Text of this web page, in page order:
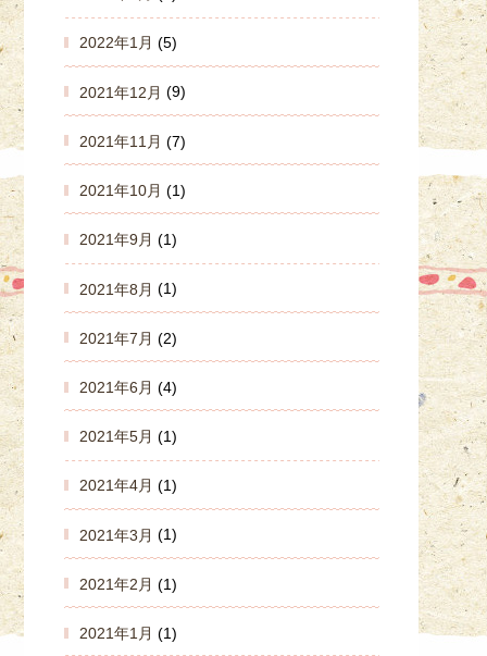
2022年1月 (5)
2021年12月 (9)
2021年11月 (7)
2021年10月 (1)
2021年9月 (1)
2021年8月 (1)
2021年7月 (2)
2021年6月 (4)
2021年5月 (1)
2021年4月 (1)
2021年3月 (1)
2021年2月 (1)
2021年1月 (1)